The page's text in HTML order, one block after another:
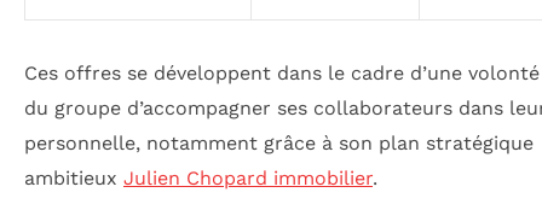
Ces offres se développent dans le cadre d’une
du groupe d’accompagner ses collaborateurs dans
personnelle, notamment grâce à son plan stratégique
ambitieux Julien Chopard immobilier.